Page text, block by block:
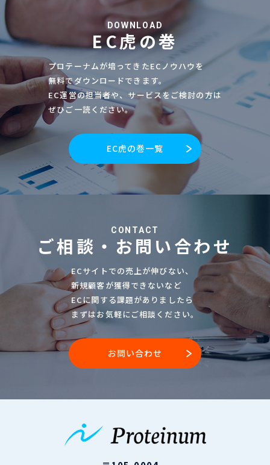
DOWNLOAD
EC虎の巻
プロテーナムが培ってきたECノウハウを
無料でダウンロードできます。
EC運営の担当者や、サービスをご検討の方は
ぜひご一読ください。
EC虎の巻一覧
CONTACT
ご相談・お問い合わせ
ECサイトでの売上が伸びない、
新規顧客が獲得できないなど
ECに関する課題がありましたら
まずはお気軽にご相談ください。
お問い合わせ